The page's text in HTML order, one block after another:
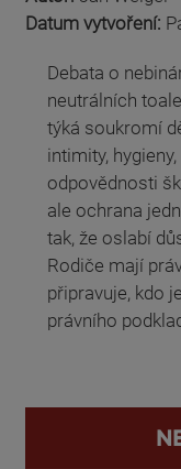
Datum vytvoření:
Debata o
neutrálních
týká soukromí
intimity,
odpovědnosti
ale ochrana
tak, že oslabí
Rodiče mají
připravuje, kdo
právního